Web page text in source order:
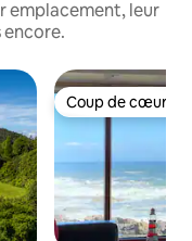
emplacement, leur
Coup de cœur
Coup de cœur